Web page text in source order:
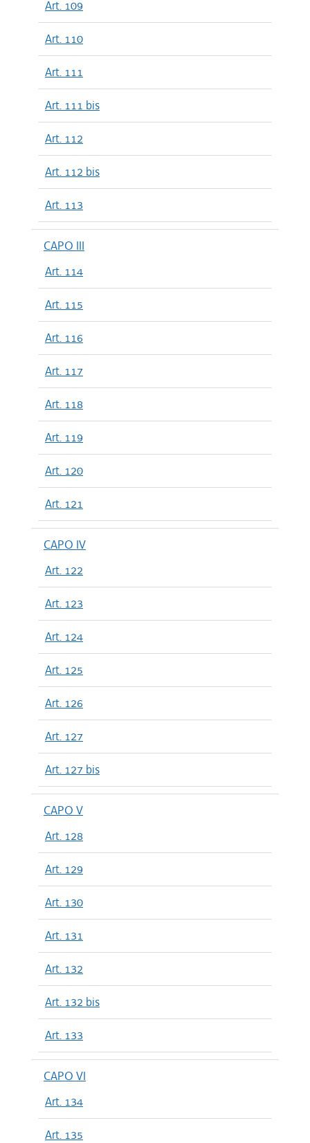
Art. 109
Art. 110
Art. 111
Art. 111 bis
Art. 112
Art. 112 bis
Art. 113
CAPO III
Art. 114
Art. 115
Art. 116
Art. 117
Art. 118
Art. 119
Art. 120
Art. 121
CAPO IV
Art. 122
Art. 123
Art. 124
Art. 125
Art. 126
Art. 127
Art. 127 bis
CAPO V
Art. 128
Art. 129
Art. 130
Art. 131
Art. 132
Art. 132 bis
Art. 133
CAPO VI
Art. 134
Art. 135